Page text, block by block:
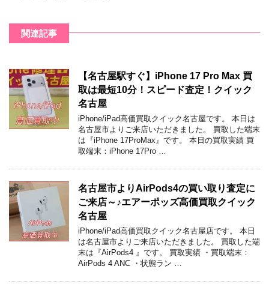
関連記事
【名古屋駅すぐ】iPhone 17 Pro Max 買
取は最短10分！スピード査定！クイック
名古屋
iPhone/iPad高価買取クイック名古屋です。 本日は
名古屋市よりご来店いただきました。 買取した端末
は『iPhone 17ProMax』です。 本日の買取実績 買
取端末：iPhone 17Pro …
名古屋市よりAirPods4の買い取り査定に
ご来店～♪エアーポッズ高価買取クイック
名古屋
iPhone/iPad高価買取クイック名古屋店です。 本日
は名古屋市よりご来店いただきました。 買取した端
末は『AirPods4 』です。 買取実績 ・買取端末：
AirPods 4 ANC ・状態ラン …